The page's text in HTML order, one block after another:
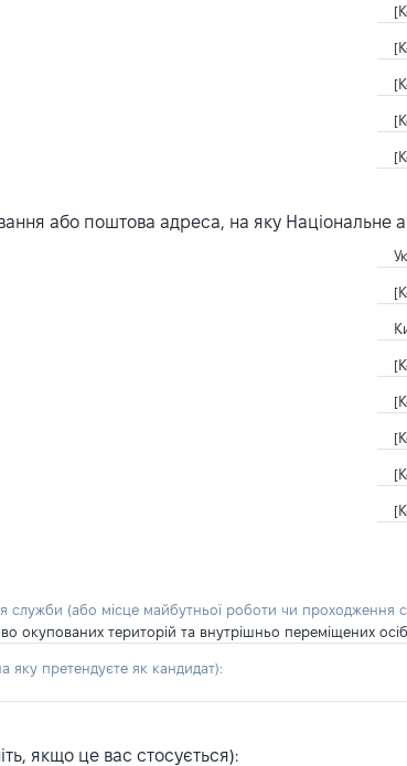
або поштова адреса, на яку Національне
служби (або місце майбутньої роботи чи проходження
окупованих територій та внутрішньо переміщених
яку претендуєте як кандидат):
якщо це вас стосується):